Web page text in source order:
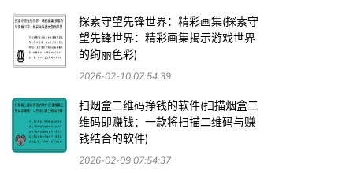
探索守望先锋世界：精彩画集(探索守
望先锋世界：精彩画集揭示游戏世界
的绚丽色彩)
2026-02-10 07:54:39
扫烟盒二维码挣钱的软件(扫描烟盒二
维码即赚钱：一款将扫描二维码与赚
钱结合的软件)
2026-02-09 07:54:37